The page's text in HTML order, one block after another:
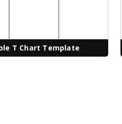
T Chart Template